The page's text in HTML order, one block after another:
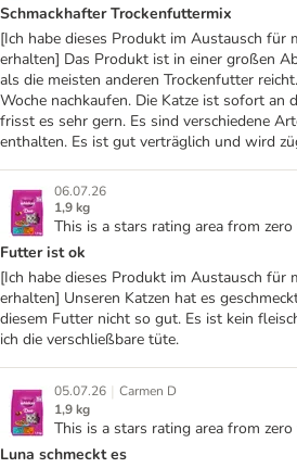
Schmackhafter Trockenfuttermix
[Ich habe dieses Produkt im Austausch für
erhalten] Das Produkt ist in einer großen
als die meisten anderen Trockenfutter
Woche nachkaufen. Die Katze ist sofort an
frisst es sehr gern. Es sind verschiedene
enthalten. Es ist gut verträglich und wird
06.07.26
1,9 kg
This is a stars rating area from
Futter ist ok
[Ich habe dieses Produkt im Austausch für
erhalten] Unseren Katzen hat es
diesem Futter nicht so gut. Es ist kein
ich die verschließbare tüte.
05.07.26 | Carmen D
1,9 kg
This is a stars rating area from
Luna schmeckt es